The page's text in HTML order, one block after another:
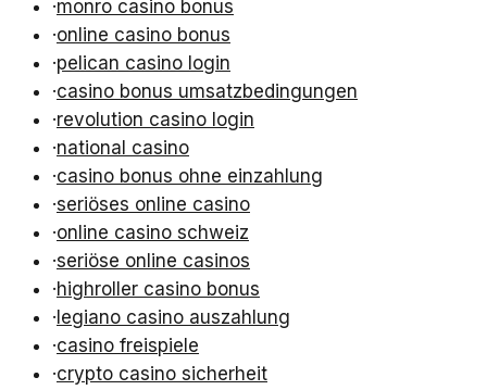
·monro casino bonus
·online casino bonus
·pelican casino login
·casino bonus umsatzbedingungen
·revolution casino login
·national casino
·casino bonus ohne einzahlung
·seriöses online casino
·online casino schweiz
·seriöse online casinos
·highroller casino bonus
· legiano casino auszahlung
·casino freispiele
·crypto casino sicherheit